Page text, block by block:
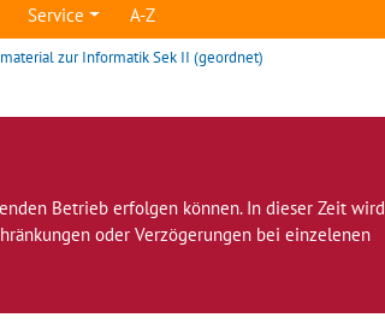
Service A-Z
zur Informatik Sek II (geordnet)
Betrieb erfolgen können. In dieser Zeit wird
oder Verzögerungen bei einzelenen